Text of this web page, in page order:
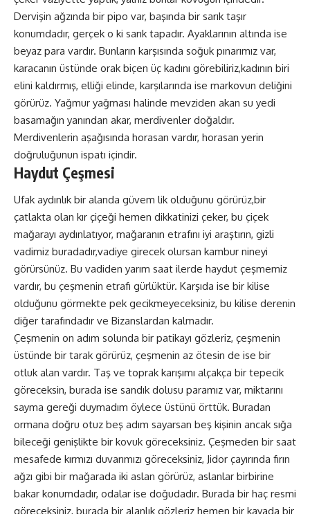
Dervişin ağzında bir pipo var, başında bir sarık taşır
konumdadır, gerçek o ki sarık tapadır. Ayaklarının altında ise
beyaz para vardır. Bunların karşısında soğuk pınarımız var,
karacanın üstünde orak biçen üç kadını görebiliriz,kadının biri
elini kaldırmış, elliği elinde, karşılarında ise markovun deliğini
görürüz. Yağmur yağması halinde mevziden akan su yedi
basamağın yanından akar, merdivenler doğaldır.
Merdivenlerin aşağısında horasan vardır, horasan yerin
doğruluğunun ispatı içindir.
Haydut Çeşmesi
Ufak aydınlık bir alanda güvem lik olduğunu görürüz,bir
çatlakta olan kır çiçeği hemen dikkatinizi çeker, bu çiçek
mağarayı aydınlatıyor, mağaranın etrafını iyi araştırın, gizli
vadimiz buradadır,vadiye girecek olursan kambur nineyi
görürsünüz. Bu vadiden yarım saat ilerde haydut çeşmemiz
vardır, bu çeşmenin etrafı gürlüktür. Karşıda ise bir kilise
olduğunu görmekte pek gecikmeyeceksiniz, bu kilise derenin
diğer tarafındadır ve Bizanslardan kalmadır.
Çeşmenin on adım solunda bir patikayı gözleriz, çeşmenin
üstünde bir tarak görürüz, çeşmenin az ötesin de ise bir
otluk alan vardır. Taş ve toprak karışımı alçakça bir tepecik
göreceksin, burada ise sandık dolusu paramız var, miktarını
sayma gereği duymadım öylece üstünü örttük. Buradan
ormana doğru otuz beş adım sayarsan beş kişinin ancak sığa
bileceği genişlikte bir kovuk göreceksiniz. Çeşmeden bir saat
mesafede kırmızı duvarımızı göreceksiniz, Jidor çayırında fırın
ağzı gibi bir mağarada iki aslan görürüz, aslanlar birbirine
bakar konumdadır, odalar ise doğudadır. Burada bir haç resmi
göreceksiniz, burada bir alanlık gözleriz hemen bir kayada bir